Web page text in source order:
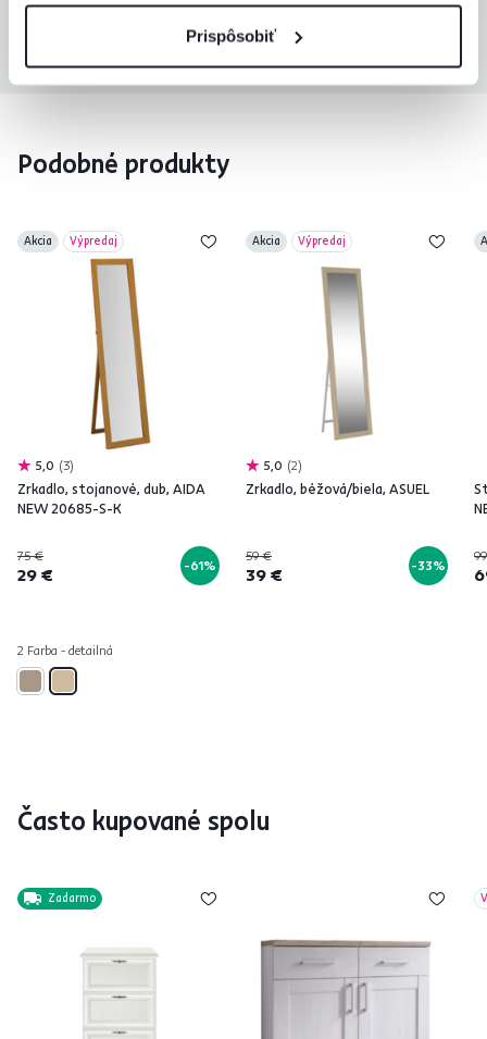
Prispôsobiť
Podobné produkty
Akcia Výpredaj
5,0 3
Zrkadlo, stojanové, dub, AIDA
NEW 20685-S-K
75 €
29 € -61%
2 Farba - detailná
Akcia Výpredaj
5,0 2
Zrkadlo, béžová/biela, ASUEL
59 €
39 € -33%
Často kupované spolu
Zadarmo